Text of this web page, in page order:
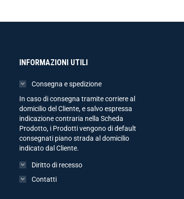
INFORMAZIONI UTILI
Consegna e spedizione
In caso di consegna tramite corriere al
domicilio del Cliente, e salvo espressa
indicazione contraria nella Scheda
Prodotto, i Prodotti vengono di default
consegnati piano strada al domicilio
indicato dal Cliente.
Diritto di recesso
Contatti